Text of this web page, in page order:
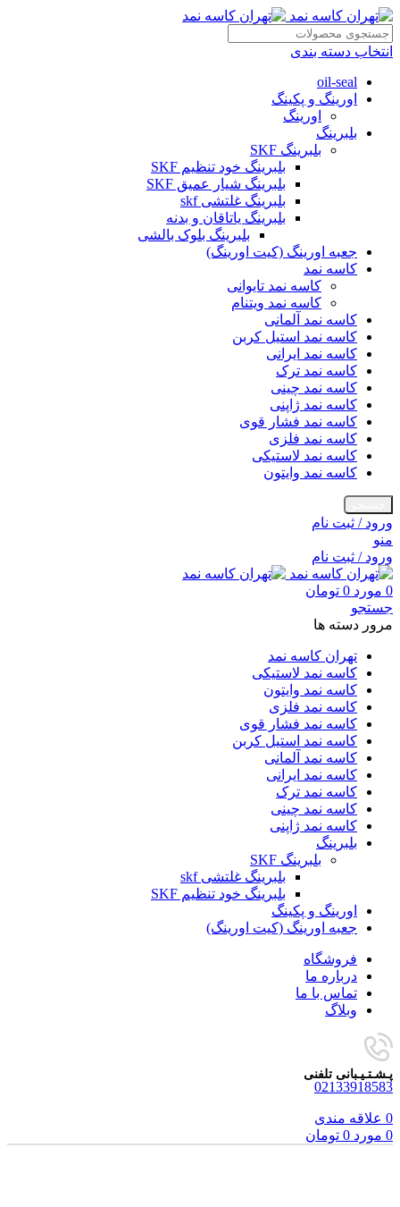
انتخاب دسته بندی
oil-seal
اورینگ و پکینگ
اورینگ
بلبرینگ
بلبرینگ SKF
بلبرینگ خود تنظیم SKF
بلبرینگ شیار عمیق SKF
بلبرینگ غلتشی skf
بلبرینگ یاتاقان و بدنه
بلبرینگ بلوک بالشی
جعبه اورینگ (کیت اورینگ)
کاسه نمد
کاسه نمد تایوانی
کاسه نمد ویتنام
کاسه نمد آلمانی
کاسه نمد استیل کربن
کاسه نمد ایرانی
کاسه نمد ترک
کاسه نمد چینی
کاسه نمد ژاپنی
کاسه نمد فشار قوی
کاسه نمد فلزی
کاسه نمد لاستیکی
کاسه نمد وایتون
ورود / ثبت نام
منو
ورود / ثبت نام
0 مورد 0 تومان
جستجو
مرور دسته ها
تهران کاسه نمد
کاسه نمد لاستیکی
کاسه نمد وایتون
کاسه نمد فلزی
کاسه نمد فشار قوی
کاسه نمد استیل کربن
کاسه نمد آلمانی
کاسه نمد ایرانی
کاسه نمد ترک
کاسه نمد چینی
کاسه نمد ژاپنی
بلبرینگ
بلبرینگ SKF
بلبرینگ غلتشی skf
بلبرینگ خود تنظیم SKF
اورینگ و پکینگ
جعبه اورینگ (کیت اورینگ)
فروشگاه
درباره ما
تماس با ما
وبلاگ
پـشـتـیـبانی تلفنی
02133918583
0 علاقه مندی
0 مورد 0 تومان